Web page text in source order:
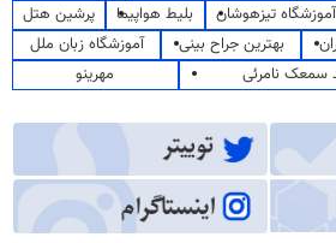
آموزشگاه تیزهوشان بلیط هواپیما
پرشین هتل
بهترین جراح بینی
آموزشگاه زبان ملل
سمعک نامرئی
مهرینو